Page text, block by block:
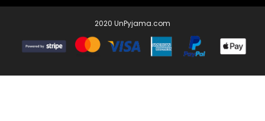
2020 UnPyjama.com